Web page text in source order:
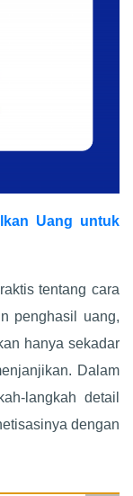
Uang untuk
tentang cara
penghasil uang,
hanya sekadar
Dalam
langkah detail
dengan